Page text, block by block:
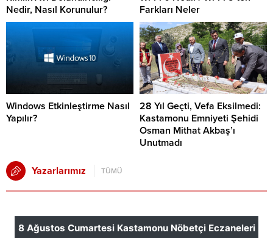
Nedir, Nasıl Korunulur?
Farkları Neler
Windows Etkinleştirme Nasıl
Yapılır?
28 Yıl Geçti, Vefa Eksilmedi:
Kastamonu Emniyeti Şehidi
Osman Mithat Akbaş’ı
Unutmadı
Yazarlarımız TÜMÜ